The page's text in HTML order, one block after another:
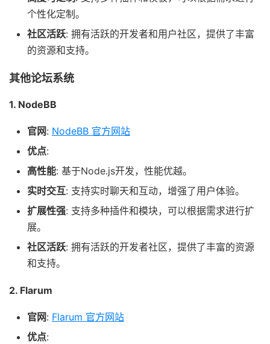
个性化定制。
社区活跃: 拥有活跃的开发者和用户社区，提供了丰富
的资源和支持。
其他论坛系统
1. NodeBB
官网: NodeBB 官方网站
优点:
高性能: 基于Node.js开发，性能优越。
实时交互: 支持实时聊天和互动，增强了用户体验。
扩展性强: 支持多种插件和模块，可以根据需求进行扩
展。
社区活跃: 拥有活跃的开发者社区，提供了丰富的资源
和支持。
2. Flarum
官网: Flarum 官方网站
优点: